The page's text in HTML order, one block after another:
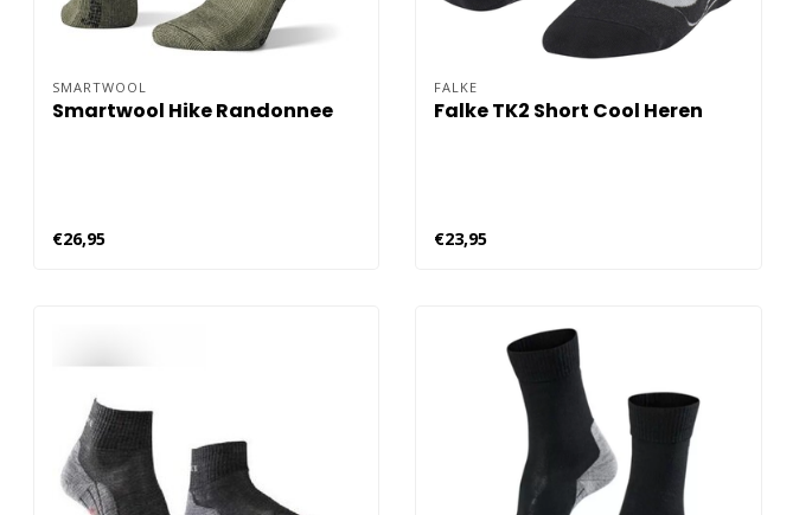
SMARTWOOL
Smartwool Hike Randonnee
€26,95
FALKE
Falke TK2 Short Cool Heren
€23,95